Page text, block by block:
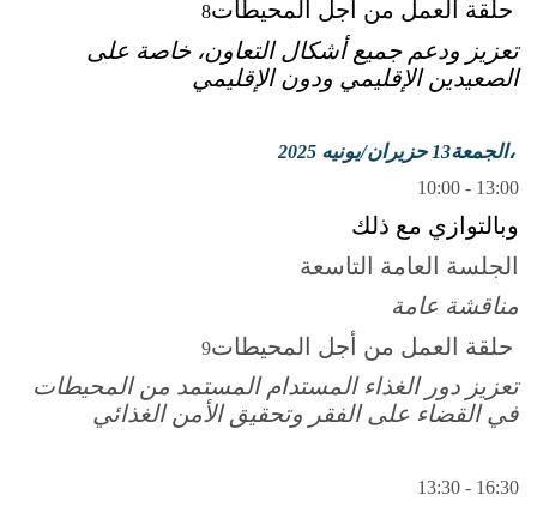
8
تعزيز ودعم جميع أشكال التعاون، خاصة على
الصعيدين الإقليمي ودون الإقليمي
13حزيران/يونيه
2025
10:00 - 13:00
وبالتوازي مع ذلك
الجلسة العامة التاسعة
مناقشة عامة
9
تعزيز دور الغذاء المستدام المستمد من المحيطات
في القضاء على الفقر وتحقيق الأمن الغذائي
13:30 - 16:30